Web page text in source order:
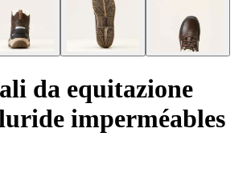
da equitazione
imperméables